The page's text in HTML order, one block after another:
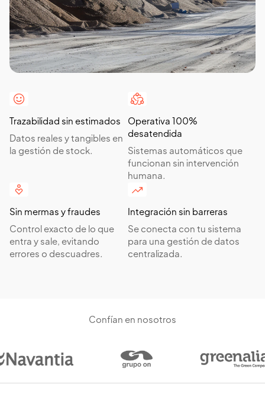
Trazabilidad sin estimados
Datos reales y tangibles en
la gestión de stock.
Operativa 100%
desatendida
Sistemas automáticos que
funcionan sin intervención
humana.
Sin mermas y fraudes
Control exacto de lo que
entra y sale, evitando
errores o descuadres.
Integración sin barreras
Se conecta con tu sistema
para una gestión de datos
centralizada.
Confían en nosotros